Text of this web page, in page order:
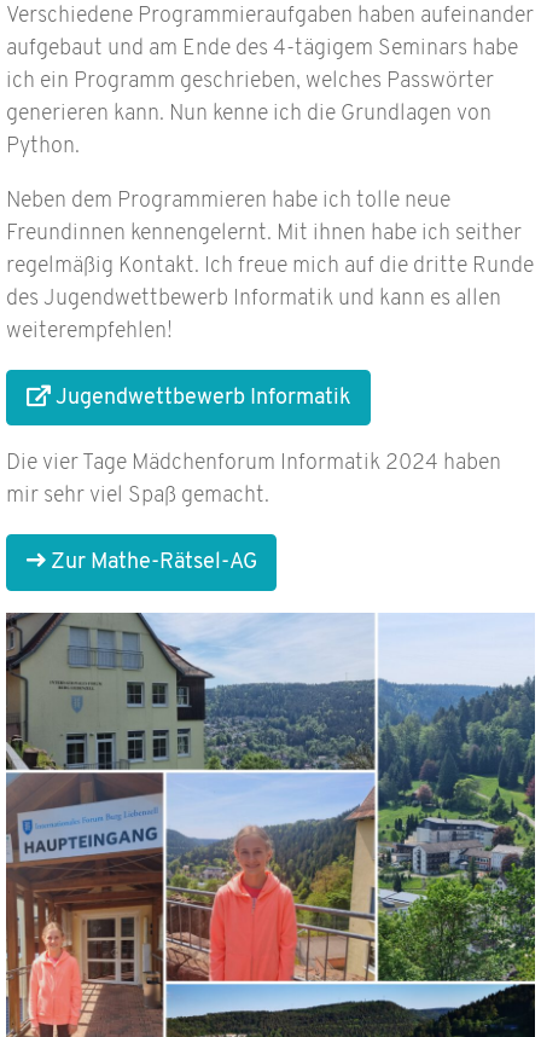
Verschiedene Programmieraufgaben haben aufeinander
aufgebaut und am Ende des 4-tägigem Seminars habe
ich ein Programm geschrieben, welches Passwörter
generieren kann. Nun kenne ich die Grundlagen von
Python.
Neben dem Programmieren habe ich tolle neue
Freundinnen kennengelernt. Mit ihnen habe ich seither
regelmäßig Kontakt. Ich freue mich auf die dritte Runde
des Jugendwettbewerb Informatik und kann es allen
weiterempfehlen!
Jugendwettbewerb Informatik
Die vier Tage Mädchenforum Informatik 2024 haben
mir sehr viel Spaß gemacht.
Zur Mathe-Rätsel-AG